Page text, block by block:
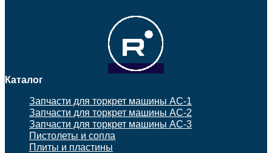
Каталог
Запчасти для торкрет машины АС-1
Запчасти для торкрет машины АС-2
Запчасти для торкрет машины АС-3
Пистолеты и сопла
Плиты и пластины